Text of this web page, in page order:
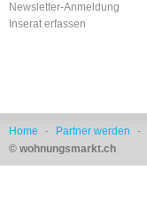
Newsletter-Anmeldung
Inserat erfassen
Home - Partner werden -
© wohnungsmarkt.ch